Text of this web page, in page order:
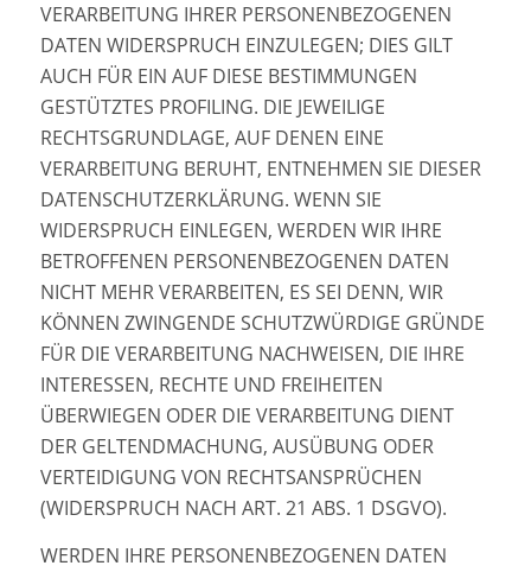
VERARBEITUNG IHRER PERSONENBEZOGENEN
DATEN WIDERSPRUCH EINZULEGEN; DIES GILT
AUCH FÜR EIN AUF DIESE BESTIMMUNGEN
GESTÜTZTES PROFILING. DIE JEWEILIGE
RECHTSGRUNDLAGE, AUF DENEN EINE
VERARBEITUNG BERUHT, ENTNEHMEN SIE DIESER
DATENSCHUTZERKLÄRUNG. WENN SIE
WIDERSPRUCH EINLEGEN, WERDEN WIR IHRE
BETROFFENEN PERSONENBEZOGENEN DATEN
NICHT MEHR VERARBEITEN, ES SEI DENN, WIR
KÖNNEN ZWINGENDE SCHUTZWÜRDIGE GRÜNDE
FÜR DIE VERARBEITUNG NACHWEISEN, DIE IHRE
INTERESSEN, RECHTE UND FREIHEITEN
ÜBERWIEGEN ODER DIE VERARBEITUNG DIENT
DER GELTENDMACHUNG, AUSÜBUNG ODER
VERTEIDIGUNG VON RECHTSANSPRÜCHEN
(WIDERSPRUCH NACH ART. 21 ABS. 1 DSGVO).
WERDEN IHRE PERSONENBEZOGENEN DATEN